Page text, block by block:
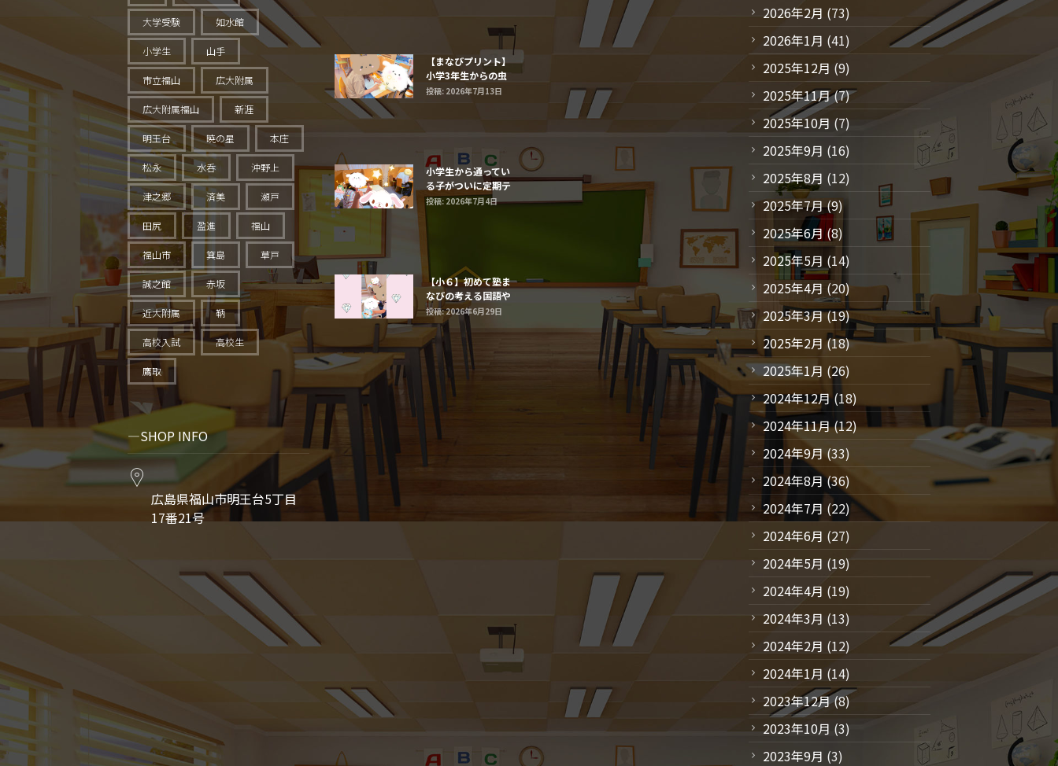
大学受験 如水館
小学生 山手
市立福山 広大附属
広大附属福山 新涯
明王台 暁の星 本庄
松永 水呑 沖野上
津之郷 済美 瀬戸
田尻 盈進 福山
福山市 箕島 草戸
誠之館 赤坂
近大附属 鞆
高校入試 高校生
鷹取
SHOP INFO
広島県福山市明王台5丁目
17番21号
【まなびプリント】
小学3年生からの虫
食い算
投稿: 2026年7月13日
小学生から通ってい
る子がついに定期テ
ストで最高得点だ
投稿: 2026年7月4日
【小６】初めて塾ま
なびの考える国語や
まなび算数に触れる
子たち
投稿: 2026年6月29日
2026年2月 (73)
2026年1月 (41)
2025年12月 (9)
2025年11月(7)
2025年10月 (7)
2025年9月 (16)
2025年8月 (12)
2025年7月(9)
2025年6月(8)
2025年5月 (14)
2025年4月 (20)
2025年3月(19)
2025年2月 (18)
2025年1月 (26)
2024年12月(18)
2024年11月(12)
2024年9月(33)
2024年8月(36)
2024年7月 (22)
2024年6月 (27)
2024年5月 (19)
2024年4月 (19)
2024年3月 (13)
2024年2月 (12)
2024年1月 (14)
2023年12月(8)
2023年10月 (3)
2023年9月 (3)